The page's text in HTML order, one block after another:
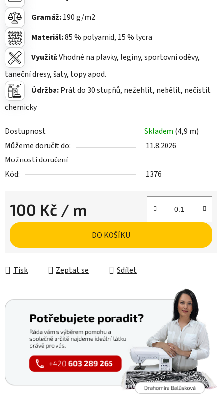
Gramáž:190g/m2
Materiál:85% polyamid, 15 % lycra
Využití:Vhodné na plavky, legíny, sportovní oděvy,
taneční dresy, šaty, topy apod.
Údržba:Prát do 30 stupňů, nežehlit, nebělit, nečistit
chemicky
Dostupnost Skladem (4,9 m)
Můžeme doručit do:
11.8.2026
Možnosti doručení
Kód:
1376
100 Kč / m
Měrná cena:
DO KOŠÍKU
Tisk Zeptat se Sdílet